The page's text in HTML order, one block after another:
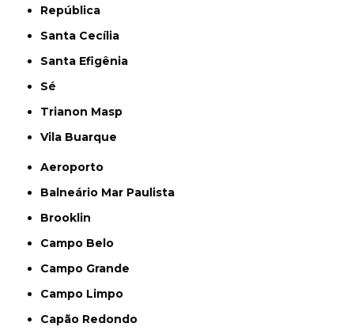
República
Santa Cecília
Santa Efigênia
Sé
Trianon Masp
Vila Buarque
Aeroporto
Balneário Mar Paulista
Brooklin
Campo Belo
Campo Grande
Campo Limpo
Capão Redondo